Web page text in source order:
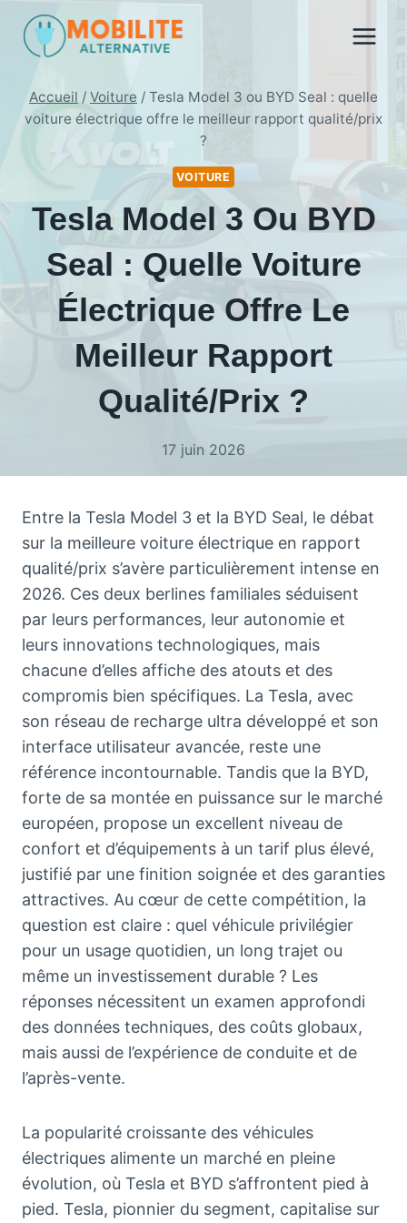
contenu
Accueil / Voiture / Tesla Model 3 ou BYD Seal : quelle
voiture électrique offre le meilleur rapport qualité/prix
?
VOITURE
Tesla Model 3 Ou BYD
Seal : Quelle Voiture
Électrique Offre Le
Meilleur Rapport
Qualité/prix ?
17 juin 2026
Entre la Tesla Model 3 et la BYD Seal, le débat
sur la meilleure voiture électrique en rapport
qualité/prix s’avère particulièrement intense en
2026. Ces deux berlines familiales séduisent
par leurs performances, leur autonomie et
leurs innovations technologiques, mais
chacune d’elles affiche des atouts et des
compromis bien spécifiques. La Tesla, avec
son réseau de recharge ultra développé et son
interface utilisateur avancée, reste une
référence incontournable. Tandis que la BYD,
forte de sa montée en puissance sur le marché
européen, propose un excellent niveau de
confort et d’équipements à un tarif plus élevé,
justifié par une finition soignée et des garanties
attractives. Au cœur de cette compétition, la
question est claire : quel véhicule privilégier
pour un usage quotidien, un long trajet ou
même un investissement durable ? Les
réponses nécessitent un examen approfondi
des données techniques, des coûts globaux,
mais aussi de l’expérience de conduite et de
l’après-vente.
La popularité croissante des véhicules
électriques alimente un marché en pleine
évolution, où Tesla et BYD s’affrontent pied à
pied. Tesla, pionnier du segment, capitalise sur